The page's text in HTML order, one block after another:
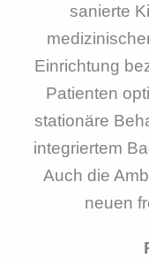
sanierte
Einrichtung
Patienten
stationäre
integriertem
Auch die
neuen